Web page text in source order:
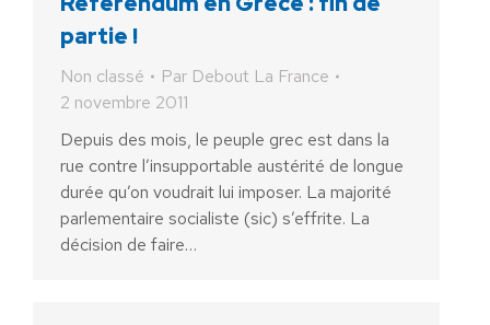
partie !
Non classé Par Debout La France
2 novembre 2011
Depuis des mois, le peuple grec est dans la
rue contre l’insupportable austérité de longue
durée qu’on voudrait lui imposer. La majorité
parlementaire socialiste (sic) s’effrite. La
décision de faire…